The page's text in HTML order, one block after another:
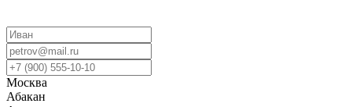
Москва
Абакан